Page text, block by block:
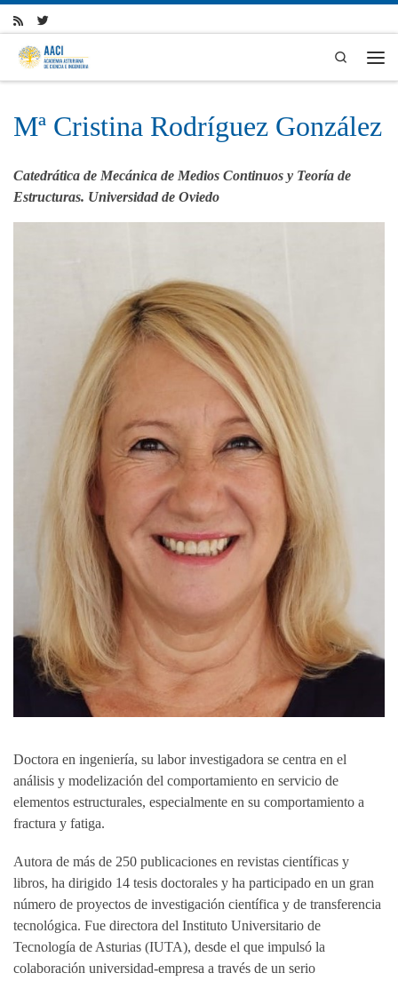
Skip to content
Search
Mª Cristina Rodríguez González
Catedrática de Mecánica de Medios Continuos y Teoría de
Estructuras. Universidad de Oviedo
Doctora en ingeniería, su labor investigadora se centra en el
análisis y modelización del comportamiento en servicio de
elementos estructurales, especialmente en su comportamiento a
fractura y fatiga.
Autora de más de 250 publicaciones en revistas científicas y
libros, ha dirigido 14 tesis doctorales y ha participado en un gran
número de proyectos de investigación científica y de transferencia
tecnológica. Fue directora del Instituto Universitario de
Tecnología de Asturias (IUTA), desde el que impulsó la
colaboración universidad-empresa a través de un serio